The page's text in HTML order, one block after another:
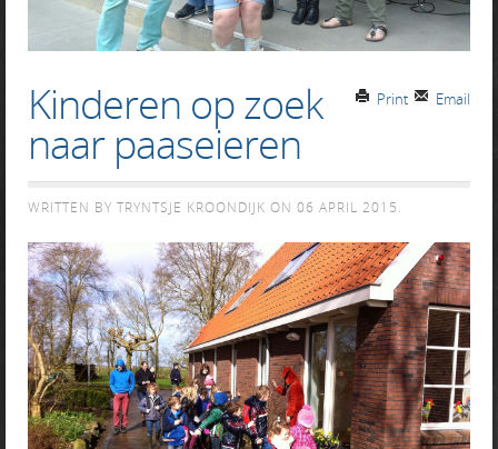
Email
Print
Kinderen op zoek
naar paaseieren
WRITTEN BY TRYNTSJE KROONDIJK ON 06 APRIL 2015.